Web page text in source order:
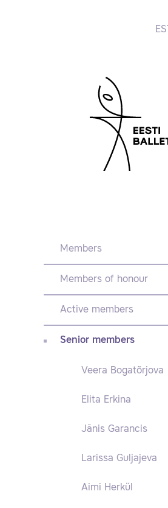
EST
Members
Members of honour
Active members
Senior members
Veera Bogatõrjova
Elita Erkina
Jānis Garancis
Larissa Guljajeva
Aimi Herkül